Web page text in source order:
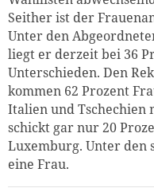
Seither ist der
Unter den
liegt er derzeit bei 36
Unterschieden. Den
kommen 62 Prozent
Italien und Tschechien
schickt gar nur 20
Luxemburg. Unter den
eine Frau.